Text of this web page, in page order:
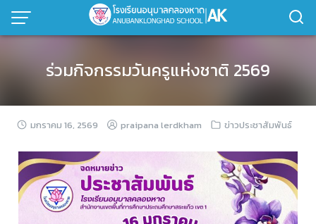
ร่วมกิจกรรมวันครูแห่งชาติ 2569
มกราคม 16, 2569 praipana lerdkham ข่าวประชาสัมพันธ์